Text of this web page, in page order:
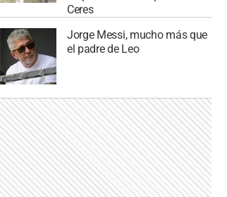
Ceres
Jorge Messi, mucho más que
el padre de Leo